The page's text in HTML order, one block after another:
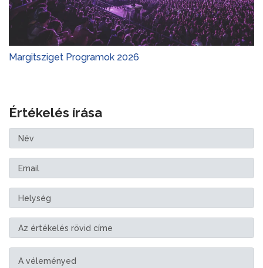
Margitsziget Programok 2026
Értékelés írása